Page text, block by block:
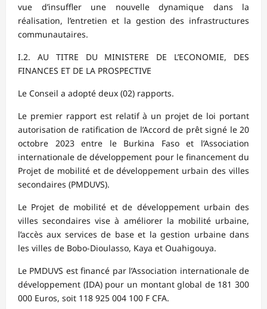
vue d’insuffler une nouvelle dynamique dans la
réalisation, l’entretien et la gestion des infrastructures
communautaires.
I.2. AU TITRE DU MINISTERE DE L’ECONOMIE, DES
FINANCES ET DE LA PROSPECTIVE
Le Conseil a adopté deux (02) rapports.
Le premier rapport est relatif à un projet de loi portant
autorisation de ratification de l’Accord de prêt signé le 20
octobre 2023 entre le Burkina Faso et l’Association
internationale de développement pour le financement du
Projet de mobilité et de développement urbain des villes
secondaires (PMDUVS).
Le Projet de mobilité et de développement urbain des
villes secondaires vise à améliorer la mobilité urbaine,
l’accès aux services de base et la gestion urbaine dans
les villes de Bobo-Dioulasso, Kaya et Ouahigouya.
Le PMDUVS est financé par l’Association internationale de
développement (IDA) pour un montant global de 181 300
000 Euros, soit 118 925 004 100 F CFA.